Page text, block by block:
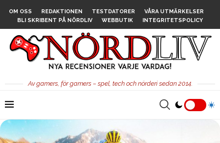
OM OSS REDAKTIONEN TESTDATORER
VÅRA UTMÄRKELSER
BLI SKRIBENT PÅ NÖRDLIV
WEBBUTIK INTEGRITETSPOLICY
Av gamers, för gamers – spel, tech och nörderi sedan 2014.